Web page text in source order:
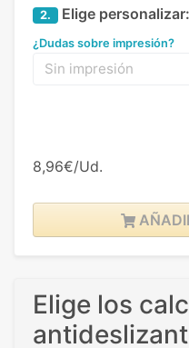
2. Elige personalizar:
¿Dudas sobre impresión?
Sin impresión
8,96€/Ud.
Elige los